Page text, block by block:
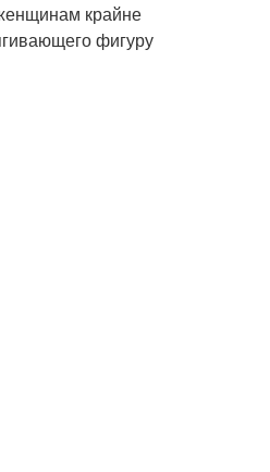
крайне
фигуру